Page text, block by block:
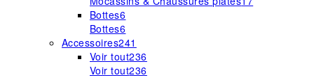
Bottes6
Bottes6
Accessoires241
Voir tout236
Voir tout236